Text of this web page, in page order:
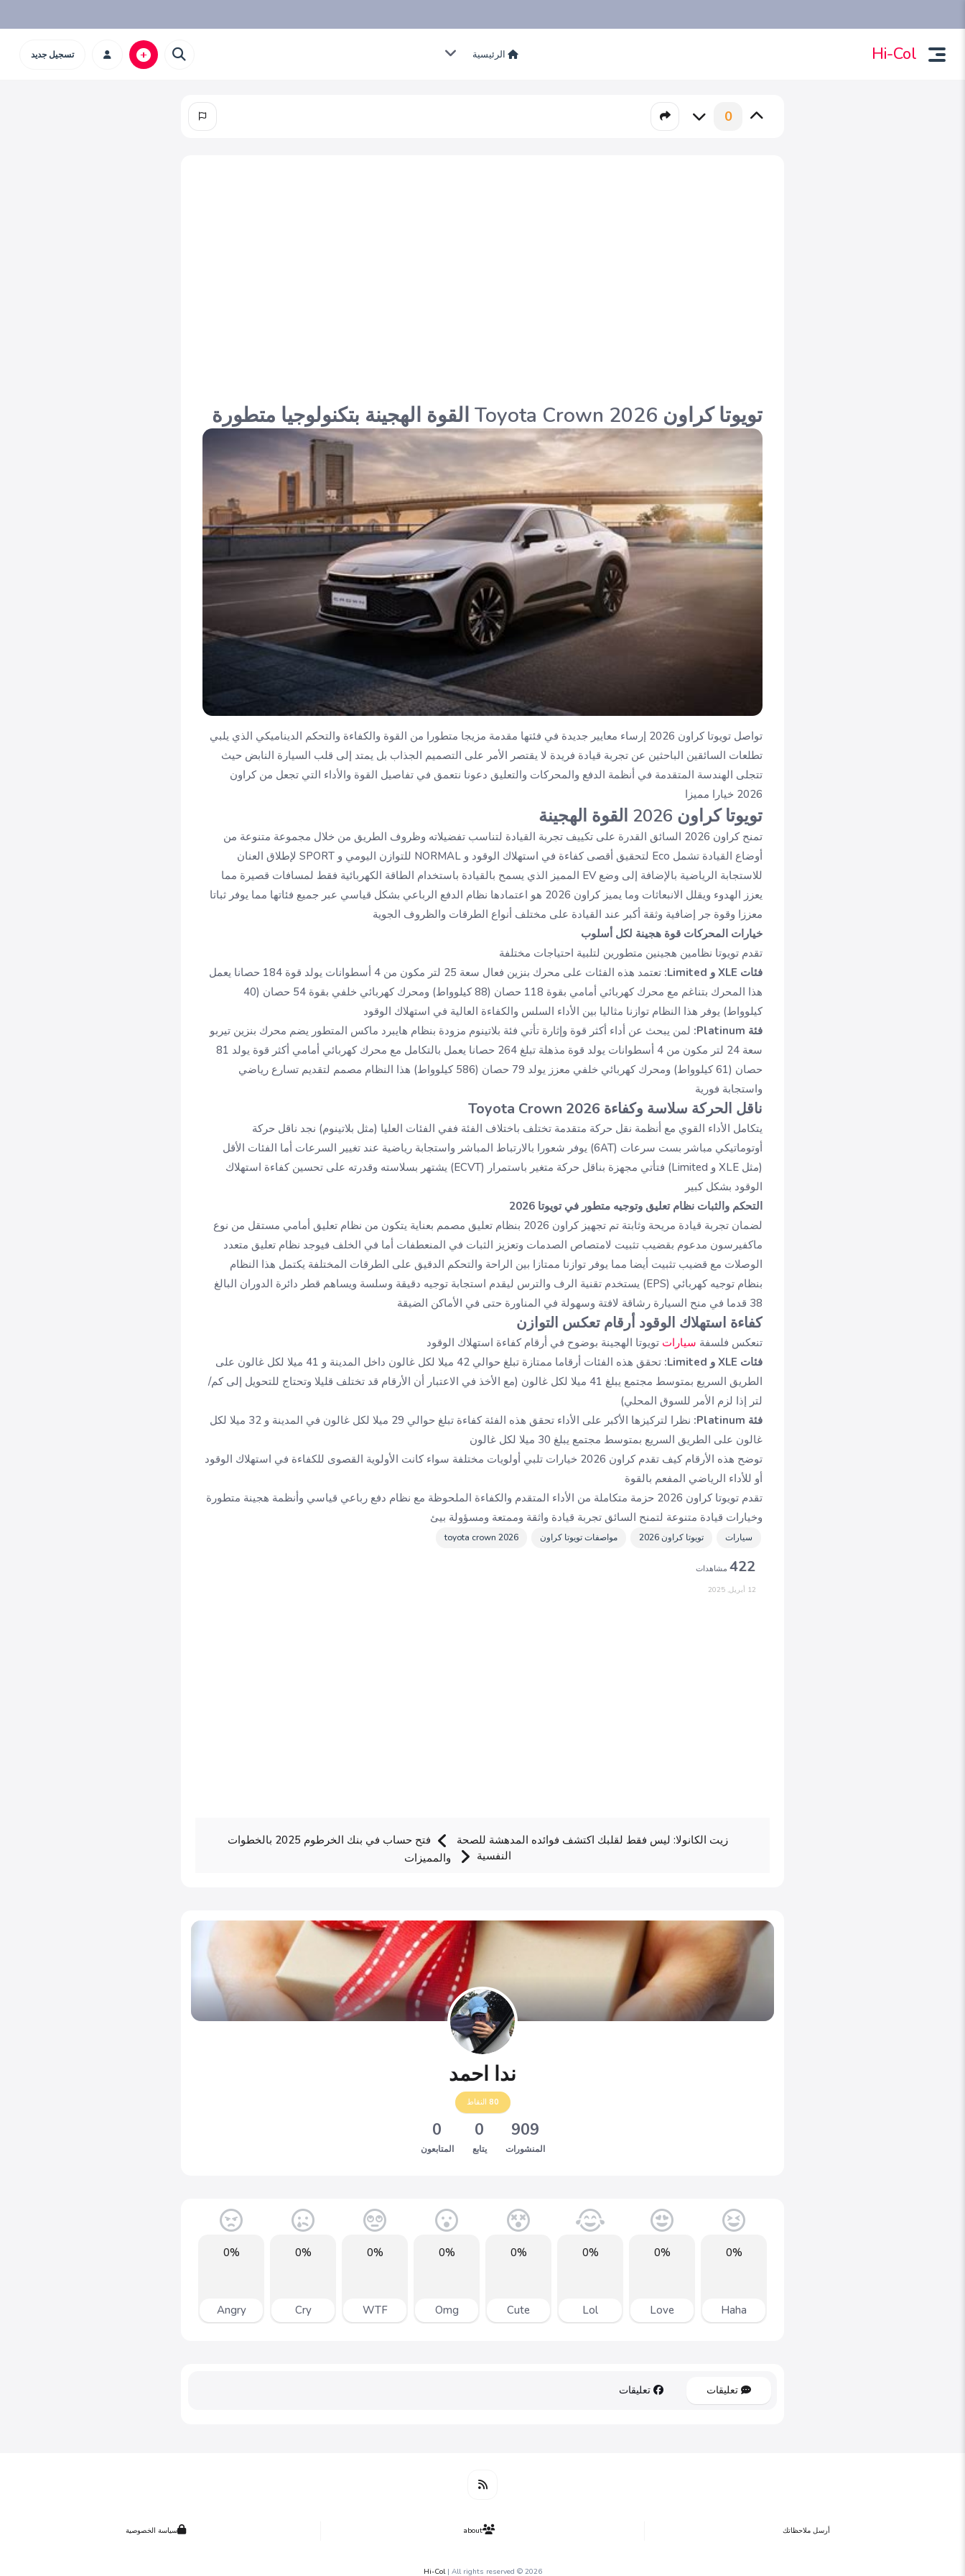
Hi-Col الرئيسية تسجيل جديد
0
تويوتا كراون 2026 Toyota Crown القوة الهجينة بتكنولوجيا متطورة
تواصل تويوتا كراون 2026 إرساء معايير جديدة في فئتها مقدمة مزيجا متطورا من القوة والكفاءة والتحكم الديناميكي الذي يلبي
تطلعات السائقين الباحثين عن تجربة قيادة فريدة لا يقتصر الأمر على التصميم الجذاب بل يمتد إلى قلب السيارة النابض حيث
تتجلى الهندسة المتقدمة في أنظمة الدفع والمحركات والتعليق دعونا نتعمق في تفاصيل القوة والأداء التي تجعل من كراون
2026 خيارا مميزا
تويوتا كراون 2026 القوة الهجينة
تمنح كراون 2026 السائق القدرة على تكييف تجربة القيادة لتناسب تفضيلاته وظروف الطريق من خلال مجموعة متنوعة من
أوضاع القيادة تشمل Eco لتحقيق أقصى كفاءة في استهلاك الوقود و NORMAL للتوازن اليومي و SPORT لإطلاق العنان
للاستجابة الرياضية بالإضافة إلى وضع EV المميز الذي يسمح بالقيادة باستخدام الطاقة الكهربائية فقط لمسافات قصيرة مما
يعزز الهدوء ويقلل الانبعاثات وما يميز كراون 2026 هو اعتمادها نظام الدفع الرباعي بشكل قياسي عبر جميع فئاتها مما يوفر ثباتا
معززا وقوة جر إضافية وثقة أكبر عند القيادة على مختلف أنواع الطرقات والظروف الجوية
خيارات المحركات قوة هجينة لكل أسلوب
تقدم تويوتا نظامين هجينين متطورين لتلبية احتياجات مختلفة
فئات XLE و Limited:
تعتمد هذه الفئات على محرك بنزين فعال سعة 25 لتر مكون من 4 أسطوانات يولد قوة 184 حصانا يعمل
هذا المحرك بتناغم مع محرك كهربائي أمامي بقوة 118 حصان (88 كيلوواط) ومحرك كهربائي خلفي بقوة 54 حصان (40
كيلوواط) يوفر هذا النظام توازنا مثاليا بين الأداء السلس والكفاءة العالية في استهلاك الوقود
فئة Platinum:
لمن يبحث عن أداء أكثر قوة وإثارة تأتي فئة بلاتينوم مزودة بنظام هايبرد ماكس المتطور يضم محرك بنزين تيربو
سعة 24 لتر مكون من 4 أسطوانات يولد قوة مذهلة تبلغ 264 حصانا يعمل بالتكامل مع محرك كهربائي أمامي أكثر قوة يولد 81
حصان (61 كيلوواط) ومحرك كهربائي خلفي معزز يولد 79 حصان (586 كيلوواط) هذا النظام مصمم لتقديم تسارع رياضي
واستجابة فورية
ناقل الحركة سلاسة وكفاءة 2026 Toyota Crown
يتكامل الأداء القوي مع أنظمة نقل حركة متقدمة تختلف باختلاف الفئة ففي الفئات العليا (مثل بلاتينوم) نجد ناقل حركة
أوتوماتيكي مباشر بست سرعات (6AT) يوفر شعورا بالارتباط المباشر واستجابة رياضية عند تغيير السرعات أما الفئات الأقل
(مثل XLE و Limited) فتأتي مجهزة بناقل حركة متغير باستمرار (ECVT) يشتهر بسلاسته وقدرته على تحسين كفاءة استهلاك
الوقود بشكل كبير
التحكم والثبات نظام تعليق وتوجيه متطور في تويوتا 2026
لضمان تجربة قيادة مريحة وثابتة تم تجهيز كراون 2026 بنظام تعليق مصمم بعناية يتكون من نظام تعليق أمامي مستقل من نوع
ماكفيرسون مدعوم بقضيب تثبيت لامتصاص الصدمات وتعزيز الثبات في المنعطفات أما في الخلف فيوجد نظام تعليق متعدد
الوصلات مع قضيب تثبيت أيضا مما يوفر توازنا ممتازا بين الراحة والتحكم الدقيق على الطرقات المختلفة يكتمل هذا النظام
بنظام توجيه كهربائي (EPS) يستخدم تقنية الرف والترس ليقدم استجابة توجيه دقيقة وسلسة ويساهم قطر دائرة الدوران البالغ
38 قدما في منح السيارة رشاقة لافتة وسهولة في المناورة حتى في الأماكن الضيقة
كفاءة استهلاك الوقود أرقام تعكس التوازن
تنعكس فلسفة سيارات تويوتا الهجينة بوضوح في أرقام كفاءة استهلاك الوقود
فئات XLE و Limited:
تحقق هذه الفئات أرقاما ممتازة تبلغ حوالي 42 ميلا لكل غالون داخل المدينة و 41 ميلا لكل غالون على
الطريق السريع بمتوسط مجتمع يبلغ 41 ميلا لكل غالون (مع الأخذ في الاعتبار أن الأرقام قد تختلف قليلا وتحتاج للتحويل إلى كم/
لتر إذا لزم الأمر للسوق المحلي)
فئة Platinum:
نظرا لتركيزها الأكبر على الأداء تحقق هذه الفئة كفاءة تبلغ حوالي 29 ميلا لكل غالون في المدينة و 32 ميلا لكل
غالون على الطريق السريع بمتوسط مجتمع يبلغ 30 ميلا لكل غالون
توضح هذه الأرقام كيف تقدم كراون 2026 خيارات تلبي أولويات مختلفة سواء كانت الأولوية القصوى للكفاءة في استهلاك الوقود
أو للأداء الرياضي المفعم بالقوة
تقدم تويوتا كراون 2026 حزمة متكاملة من الأداء المتقدم والكفاءة الملحوظة مع نظام دفع رباعي قياسي وأنظمة هجينة متطورة
وخيارات قيادة متنوعة لتمنح السائق تجربة قيادة واثقة وممتعة ومسؤولة بيئ
سيارات تويوتا كراون 2026 مواصفات تويوتا كراون 2026 toyota crown
422 مشاهدات
12 أبريل, 2025
فتح حساب في بنك الخرطوم 2025 بالخطوات
والمميزات
زيت الكانولا: ليس فقط لقلبك اكتشف فوائده المدهشة للصحة
النفسية
ندا احمد
80 النقاط
909
المنشورات
0
يتابع
0
المتابعون
0%
Haha
0%
Love
0%
Lol
0%
Cute
0%
Omg
0%
WTF
0%
Cry
0%
Angry
تعليقات تعليقات
أرسل ملاحظاتك about سياسة الخصوصية
2026 ©
Hi-Col| All rights reserved